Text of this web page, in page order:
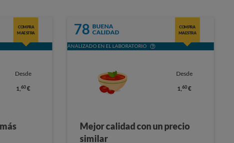
COMPRA
MAESTRA
Desde
1,60€
78 BUENA
CALIDAD
COMPRA
MAESTRA
ANALIZADO EN EL LABORATORIO
Desde
1,60€
Mejor calidad con un precio
similar